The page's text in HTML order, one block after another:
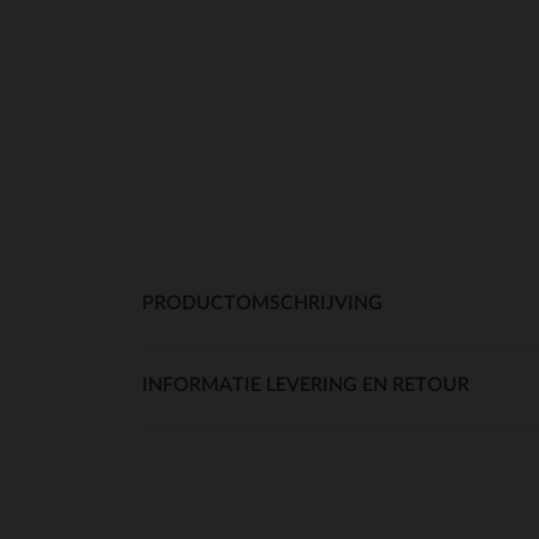
PRODUCTOMSCHRIJVING
INFORMATIE LEVERING EN RETOUR